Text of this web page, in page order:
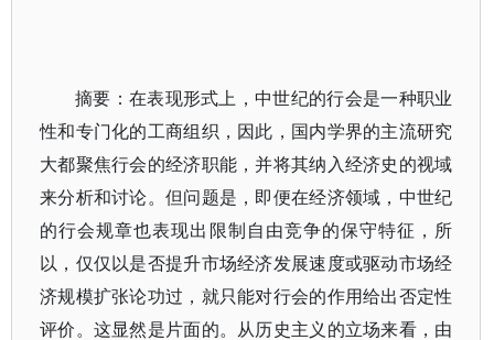
摘要：在表现形式上，中世纪的行会是一种职业
性和专门化的工商组织，因此，国内学界的主流研究
大都聚焦行会的经济职能，并将其纳入经济史的视域
来分析和讨论。但问题是，即便在经济领域，中世纪
的行会规章也表现出限制自由竞争的保守特征，所
以，仅仅以是否提升市场经济发展速度或驱动市场经
济规模扩张论功过，就只能对行会的作用给出否定性
评价。这显然是片面的。从历史主义的立场来看，由